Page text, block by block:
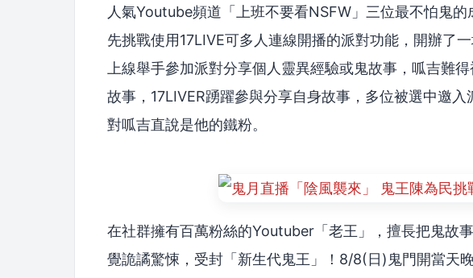
人氣Youtube頻道「上班不要看NSFW」三位最不怕鬼
先挑戰使用17LIVE可多人連線開播的派對功能，開辦了
上線舉手參加派對分享個人靈異經驗或鬼故事，呱吉難
故事，17LIVER踴躍參與分享自身故事，多位被選中邀
對呱吉直說是他的鐵粉。
在社群擁有百萬粉絲的Youtuber「老王」，擅長把鬼故
覺詭譎驚悚，受封「新生代鬼王」！8/8(日)鬼門開當天